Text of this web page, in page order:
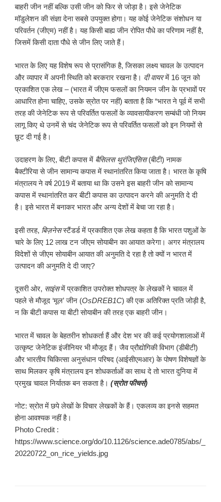
बाहरी जीन नहीं बल्कि उसी जीन को फिर से जोड़ा है। इसे जेनेटिक
मॉडुलेशन की संज्ञा देना सबसे उपयुक्त होगा। यह कोई जेनेटिक संशोधन या
परिवर्तन (जीएम) नहीं है। यह किसी बाह्य जीन रोपित पौधे का परिणाम नहीं है,
जिसमें किसी दाता पौधे से जीन लिए जाते हैं।
भारत के लिए यह विशेष रूप से प्रासंगिक है, जिसका लक्ष्य चावल के उत्पादन
और व्यापार में अपनी स्थिति को बरकरार रखना है। दी वायरमें 16 जून को
प्रकाशित एक लेख – (भारत में जीएम फसलों का नियमन जीन के प्रभावों पर
आधारित होना चाहिए, उसके स्रोत पर नहीं) बताता है कि “भारत ने पूर्व में सभी
तरह की जेनेटिक रूप से परिवर्तित फसलों के व्यावसायीकरण सम्बंधी जो नियम
लागू किए थे उनमें से चंद जेनेटिक रूप से परिवर्तित फसलों को इन नियमों से
छूट दी गई है।
उदाहरण के लिए, बीटी कपास में बैसिलस थुरंजिएंसिस(बीटी) नामक
बैक्टीरिया से जीन सामान्य कपास में स्थानांतरित किया जाता है। भारत के कृषि
मंत्रालय ने वर्ष 2019 में बताया था कि उसने इस बाहरी जीन को सामान्य
कपास में स्थानांतरित कर बीटी कपास का उत्पादन करने की अनुमति दे दी
है। इसे भारत में बनाकर भारत और अन्य देशों में बेचा जा रहा है।
इसी तरह, बिज़नेसस्टैंडर्ड में प्रकाशित एक लेख कहता है कि भारत पशुओं के
चारे के लिए 12 लाख टन जीएम सोयाबीन का आयात करेगा। अगर मंत्रालय
विदेशों से जीएम सोयाबीन आयात की अनुमति दे रहा है तो क्यों न भारत में
उत्पादन की अनुमति दे दी जाए?
दूसरी ओर, साइंसमें प्रकाशित उपरोक्त शोधपत्र के लेखकों ने चावल में
पहले से मौजूद ‘मूल’ जीन (OsDREB1C) की एक अतिरिक्त प्रति जोड़ी है,
न कि बीटी कपास या बीटी सोयाबीन की तरह एक बाहरी जीन।
भारत में चावल के बेहतरीन शोधकर्ता हैं और देश भर की कई प्रयोगशालाओं में
उत्कृष्ट जेनेटिक इंजीनियर भी मौजूद हैं। जैव प्रौद्योगिकी विभाग (डीबीटी)
और भारतीय चिकित्सा अनुसंधान परिषद (आईसीएमआर) के पोषण विशेषज्ञों के
साथ मिलकर कृषि मंत्रालय इन शोधकर्ताओं का साथ दे तो भारत दुनिया में
प्रमुख चावल निर्यातक बन सकता है। (स्रोत फीचर्स)
नोट: स्रोत में छपे लेखों के विचार लेखकों के हैं। एकलव्य का इनसे सहमत
होना आवश्यक नहीं है।
Photo Credit :
https://www.science.org/do/10.1126/science.ade0785/abs/_
20220722_on_rice_yields.jpg